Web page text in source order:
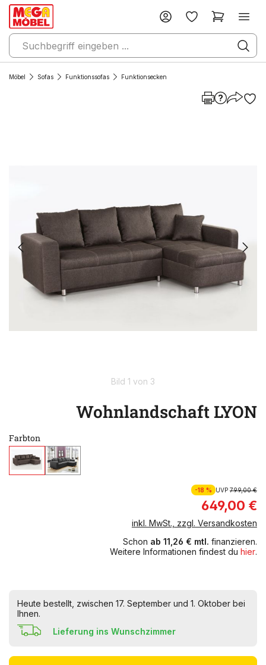
Möbel Sofas Funktionssofas Funktionsecken
Bild 1 von 3
Wohnlandschaft LYON
Farbton
-18 % UVP799,00 €
649,00 €
inkl. MwSt., zzgl. Versandkosten
Schon ab 11,26 € mtl. finanzieren.
Weitere Informationen findest du hier.
Heute bestellt, zwischen 17. September und 1. Oktober bei
Ihnen.
Lieferung ins Wunschzimmer